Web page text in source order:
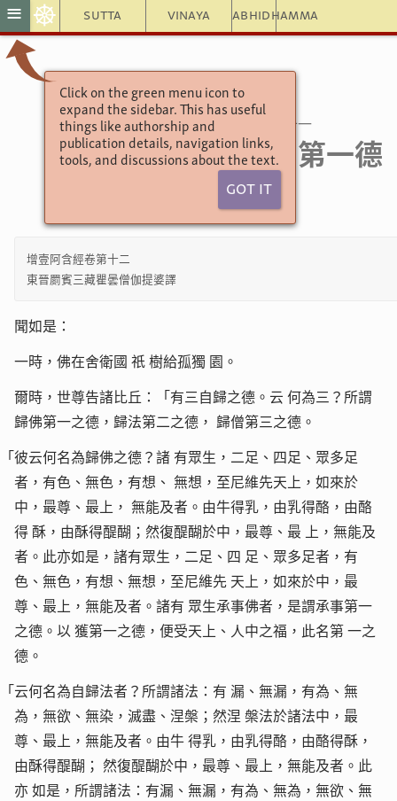
Sutta Vinaya Abhidhamma
≡ ☸
Click on the green menu icon to
expand the sidebar. This has useful
things like authorship and
publication details, navigation links,
tools, and discussions about the text.
Got It
Ekottarāgama 增壹阿含經
Chapter 21 三寶品第二十一
21.1 （一）第一德
增壹阿含經卷第十二
東晉罽賓三藏瞿曇僧伽提婆譯
聞如是：
一時，佛在舍衛國 祇樹給孤獨 園。
爾時，世尊告諸比丘：「有三自歸之德。云 何為三？所謂
歸佛第一之德，歸法第二之德， 歸僧第三之德。
「彼云何名為歸佛之德？諸 有眾生，二足、四足、眾多足
者，有色、無色，有想、 無想，至尼維先天上，如來於
中，最尊、最上， 無能及者。由牛得乳，由乳得酪，由酪
得酥，由酥得醍醐；然復醍醐於中，最尊、最 上，無能及
者。此亦如是，諸有眾生，二足、四 足、眾多足者，有
色、無色，有想、無想，至尼維先 天上，如來於中，最
尊、最上，無能及者。諸有 眾生承事佛者，是謂承事第一
之德。以獲第一之德，便受天上、人中之福，此名第一之
德。
「云何名為自歸法者？所謂諸法：有 漏、無漏，有為、無
為，無欲、無染，滅盡、涅槃；然涅 槃法於諸法中，最
尊、最上，無能及者。由牛得乳，由乳得酪，由酪得酥，
由酥得醍醐； 然復醍醐於中，最尊、最上，無能及者。此
亦 如是，所謂諸法：有漏、無漏，有為、無為，無欲、無